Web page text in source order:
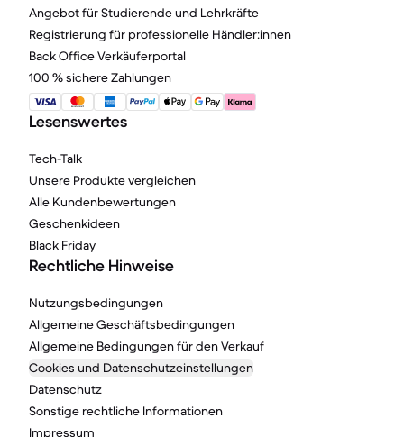
Angebot für Studierende und Lehrkräfte
Registrierung für professionelle Händler:innen
Back Office Verkäuferportal
100 % sichere Zahlungen
Lesenswertes
Tech-Talk
Unsere Produkte vergleichen
Alle Kundenbewertungen
Geschenkideen
Black Friday
Rechtliche Hinweise
Nutzungsbedingungen
Allgemeine Geschäftsbedingungen
Allgemeine Bedingungen für den Verkauf
Cookies und Datenschutzeinstellungen
Datenschutz
Sonstige rechtliche Informationen
Impressum